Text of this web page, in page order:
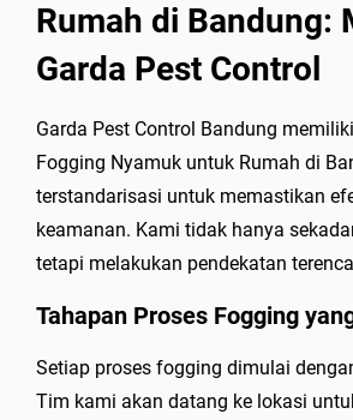
Rumah di Bandung:
Garda Pest Control
Garda Pest Control Bandung
Fogging Nyamuk untuk Rumah di
terstandarisasi untuk memastikan
keamanan. Kami tidak hanya
tetapi melakukan pendekatan
Tahapan Proses Fogging
Setiap proses fogging dimulai
Tim kami akan datang ke lokasi